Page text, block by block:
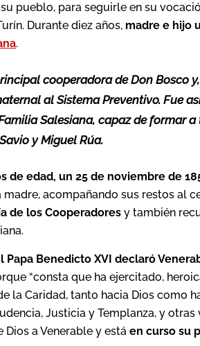
su pueblo, para seguirle en su
Durante diez años, madre e hijo
.
cooperadora de Don Bosco
al Sistema Preventivo. Fue
Salesiana, capaz de formar
y Miguel Rúa.
de edad, un 25 de noviembre de
acompañando sus restos al
de los Cooperadores y también
Papa Benedicto XVI declaró
“consta que ha ejercitado,
la Caridad, tanto hacia Dios como
Justicia y Templanza, y otras
Dios a Venerable y está en curso su